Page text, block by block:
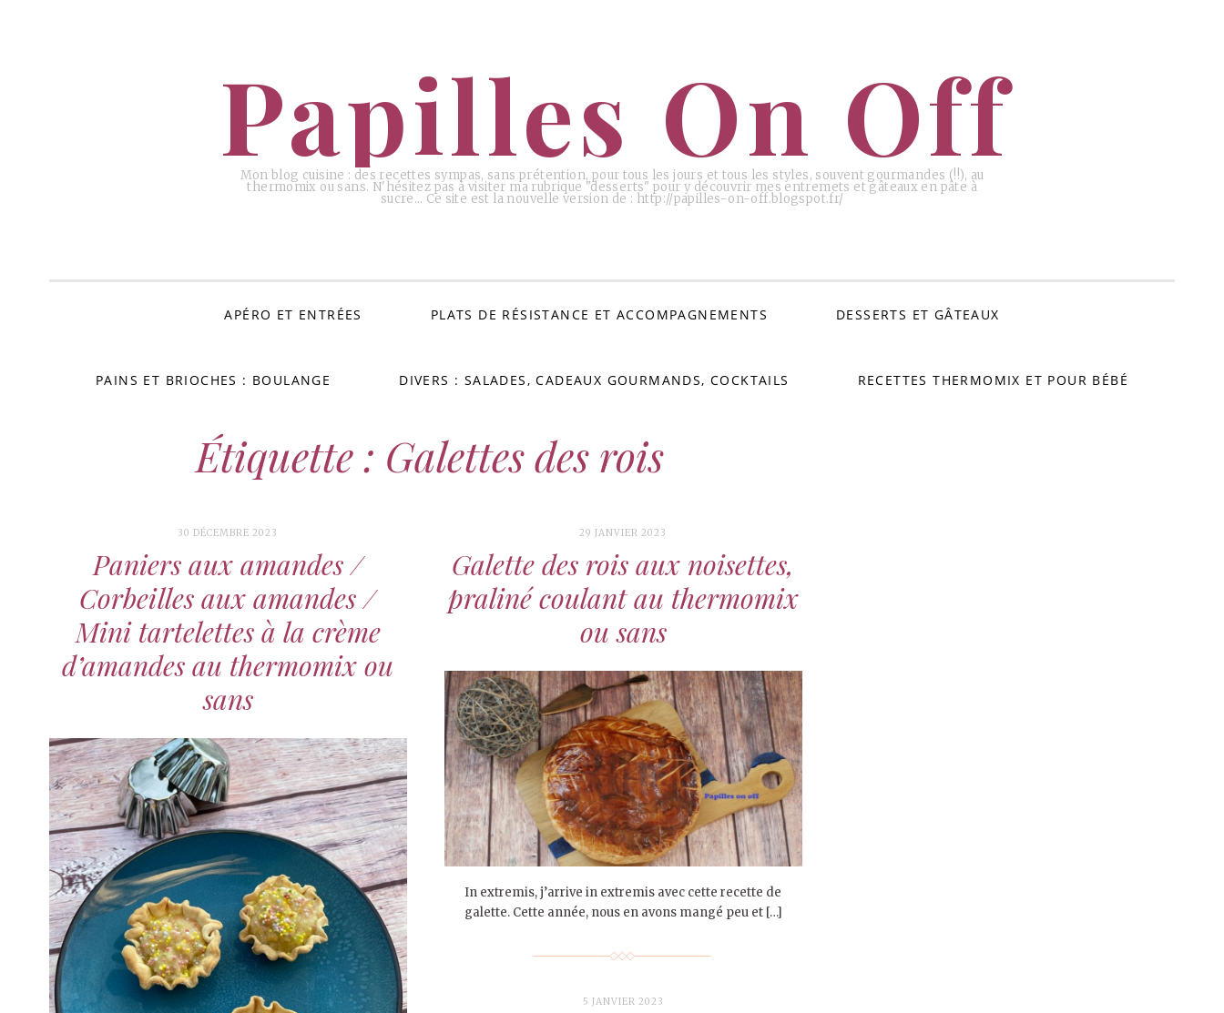
Papilles On Off
Mon blog cuisine : des recettes sympas, sans prétention, pour tous les jours et tous les styles, souvent gourmandes (!!), au
thermomix ou sans. N'hésitez pas à visiter ma rubrique "desserts" pour y découvrir mes entremets et gâteaux en pâte à
sucre… Ce site est la nouvelle version de : http://papilles-on-off.blogspot.fr/
APÉRO ET ENTRÉES PLATS DE RÉSISTANCE ET ACCOMPAGNEMENTS DESSERTS ET GÂTEAUX
PAINS ET BRIOCHES : BOULANGE DIVERS : SALADES, CADEAUX GOURMANDS, COCKTAILS RECETTES THERMOMIX ET POUR BÉBÉ
Étiquette : Galettes des rois
30 DÉCEMBRE 2023
Paniers aux amandes /
Corbeilles aux amandes /
Mini tartelettes à la crème
d’amandes au thermomix ou
sans
29 JANVIER 2023
Galette des rois aux noisettes,
praliné coulant au thermomix
ou sans
In extremis, j’arrive in extremis avec cette recette de
galette. Cette année, nous en avons mangé peu et […]
5 JANVIER 2023